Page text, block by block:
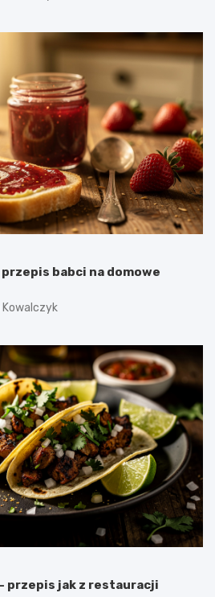
babci na domowe
Kowalczyk
przepis jak z restauracji